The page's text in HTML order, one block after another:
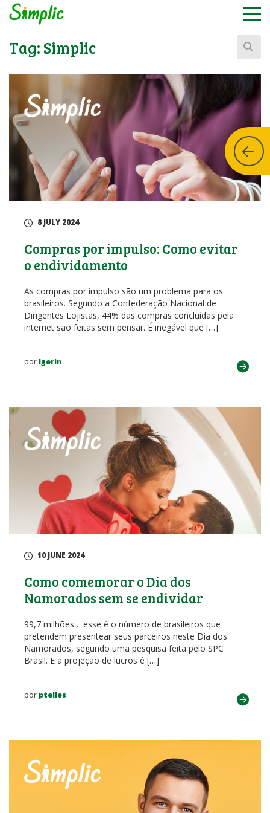
Tag: Simplic
8 JULY 2024
Compras por impulso: Como evitar
o endividamento
As compras por impulso são um problema para os
brasileiros. Segundo a Confederação Nacional de
Dirigentes Lojistas, 44% das compras concluídas pela
internet são feitas sem pensar. É inegável que […]
por lgerin
10 JUNE 2024
Como comemorar o Dia dos
Namorados sem se endividar
99,7 milhões… esse é o número de brasileiros que
pretendem presentear seus parceiros neste Dia dos
Namorados, segundo uma pesquisa feita pelo SPC
Brasil. E a projeção de lucros é […]
por ptelles
Buscar: